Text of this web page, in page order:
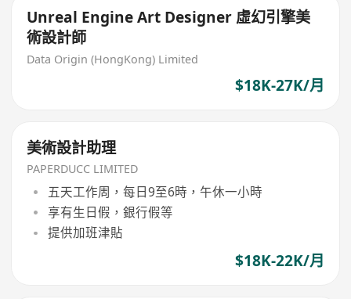
Unreal Engine Art Designer 虛幻引擎美
術設計師
Data Origin (HongKong) Limited
$18K-27K/月
美術設計助理
PAPERDUCC LIMITED
五天工作周，每日9至6時，午休一小時
享有生日假，銀行假等
提供加班津貼
$18K-22K/月